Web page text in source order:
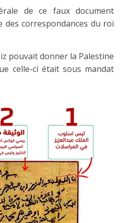
de ce faux document
des correspondances du roi
pouvait donner la Palestine
celle-ci était sous mandat